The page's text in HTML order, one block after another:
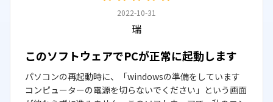
2022-10-31
瑞
このソフトウェアでPCが正常に起動します
パソコンの再起動時に、「windowsの準備をしています
コンピューターの電源を切らないでください」という画面